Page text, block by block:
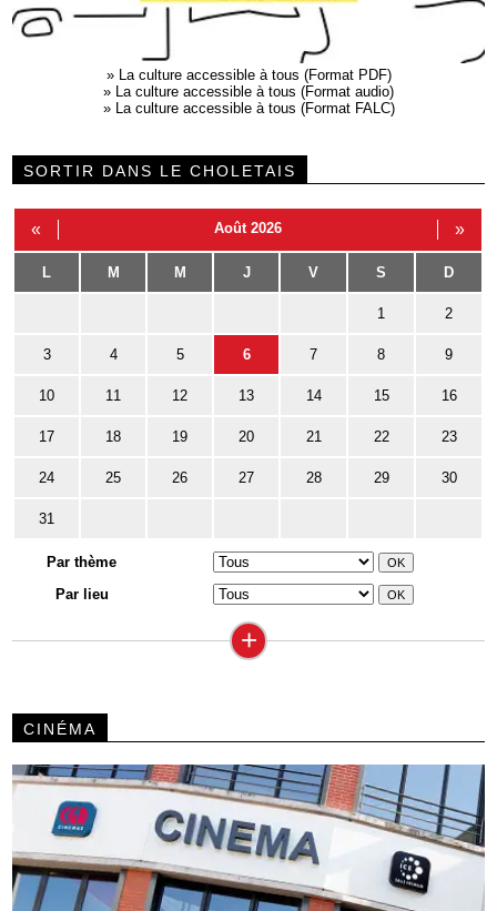
» La culture accessible à tous (Format PDF)
» La culture accessible à tous (Format audio)
» La culture accessible à tous (Format FALC)
SORTIR DANS LE CHOLETAIS
« Août 2026 »
L M M J V S D
1 2
3 4 5 6 7 8 9
10 11 12 13 14 15 16
17 18 19 20 21 22 23
24 25 26 27 28 29 30
31
Par thème
Par lieu
+
CINÉMA